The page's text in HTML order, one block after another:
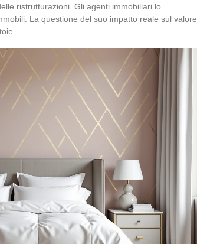
ristrutturazioni. Gli agenti immobiliari lo
La questione del suo impatto reale sul valore